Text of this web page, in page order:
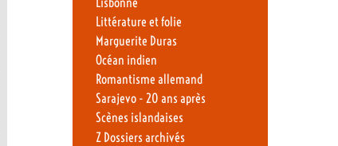
Littérature et folie
Marguerite Duras
Océan indien
Romantisme allemand
Sarajevo - 20 ans après
Scènes islandaises
Z Dossiers archivés